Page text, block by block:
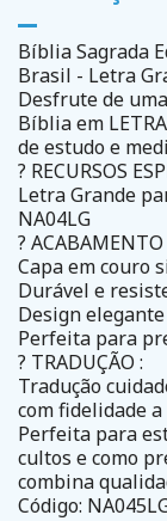
Bíblia Sagrada
Brasil - Letra
Desfrute de
Bíblia em
de estudo e
? RECURSOS
Letra Grande
NA04LG
?
Capa em couro
Durável e
Design
Perfeita para
? TRADUÇÃO :
Tradução
com fidelidade
Perfeita para
cultos e como
combina
Código: